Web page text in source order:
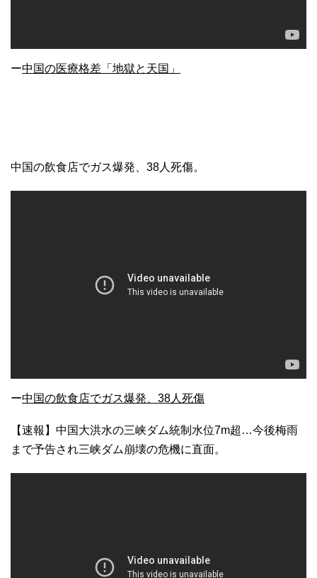
ー中国の医療格差「地獄と天国」
中国の飲食店でガス爆発、38人死傷。
ー中国の飲食店でガス爆発、38人死傷
【速報】中国大洪水の三峡ダム統制水位7m超…今後梅雨
まで予告され三峡ダム崩壊の危機に直面。